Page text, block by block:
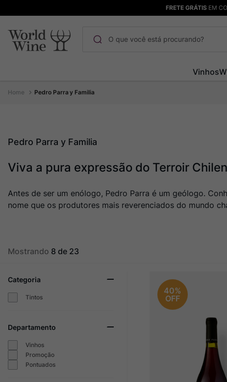
FRETE GRÁTISEM
Vinhos
Pedro Parra y Familia
Pedro Parra y Familia
Viva a pura expressão do Terroir
Antes de ser um enólogo, Pedro Parra é um geólogo.
nome que os produtores mais reverenciados do mundo
Mostrando 8 de 23
Categoria
Tintos
Departamento
Vinhos
Promoção
Pontuados
40%
OFF
1º Maçanita
4º Chablis
6º Garzon